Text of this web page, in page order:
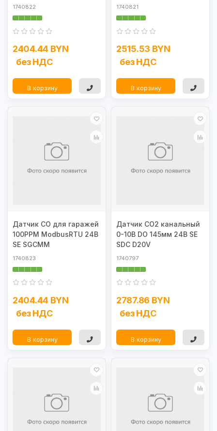
1740822
2404.44 BYN
без НДС
В корзину
1740821
2515.53 BYN
без НДС
В корзину
Датчик CO для гаражей
100PPM ModbusRTU 24В
SE SGCMM
1740823
2404.44 BYN
без НДС
В корзину
Датчик CO2 канальный
0-10В DO 145мм 24В SE
SDC D20V
1740797
2787.86 BYN
без НДС
В корзину